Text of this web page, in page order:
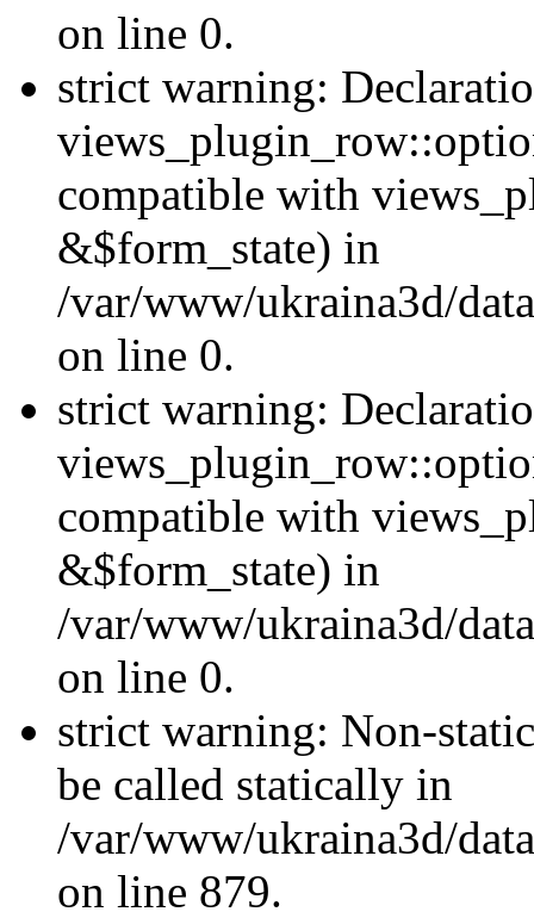
on line 0.
strict warning:
compatible with
&$form_state) in
/var/www/ukraina3d/
on line 0.
strict warning:
compatible with
&$form_state) in
/var/www/ukraina3d/
on line 0.
strict warning: Non-
be called statically in
/var/www/ukraina3d/
on line 879.